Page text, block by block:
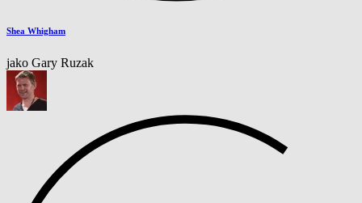
Shea Whigham
jako Gary Ruzak